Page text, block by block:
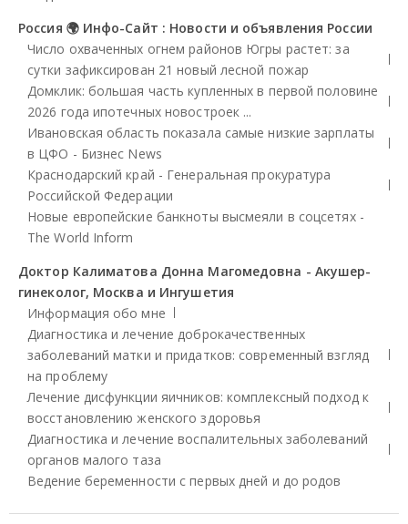
Россия 🌍 Инфо-Сайт : Новости и объявления России
Число охваченных огнем районов Югры растет: за
сутки зафиксирован 21 новый лесной пожар
Домклик: большая часть купленных в первой половине
2026 года ипотечных новостроек ...
Ивановская область показала самые низкие зарплаты
в ЦФО - Бизнес News
Краснодарский край - Генеральная прокуратура
Российской Федерации
Новые европейские банкноты высмеяли в соцсетях -
The World Inform
Доктор Калиматова Донна Магомедовна - Акушер-
гинеколог, Москва и Ингушетия
Информация обо мне
Диагностика и лечение доброкачественных
заболеваний матки и придатков: современный взгляд
на проблему
Лечение дисфункции яичников: комплексный подход к
восстановлению женского здоровья
Диагностика и лечение воспалительных заболеваний
органов малого таза
Ведение беременности с первых дней и до родов